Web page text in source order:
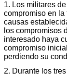
1. Los militares
compromiso en
causas
los compromisos
interesado haya
compromiso
perdiendo su
2. Durante los